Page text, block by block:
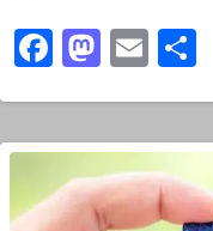
Facebook